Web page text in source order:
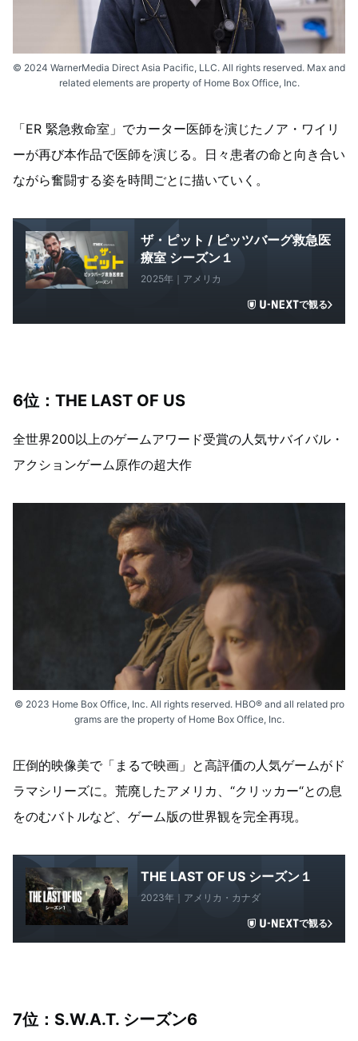
© 2024 WarnerMedia Direct Asia Pacific, LLC. All rights reserved. Max and
related elements are property of Home Box Office, Inc.
「ER 緊急救命室」でカーター医師を演じたノア・ワイリ
ーが再び本作品で医師を演じる。日々患者の命と向き合い
ながら奮闘する姿を時間ごとに描いていく。
ザ・ピット / ピッツバーグ救急医
療室 シーズン１
2025年｜アメリカ
で観る
6位：THE LAST OF US
全世界200以上のゲームアワード受賞の人気サバイバル・
アクションゲーム原作の超大作
© 2023 Home Box Office, Inc. All rights reserved. HBO® and all related pro
grams are the property of Home Box Office, Inc.
圧倒的映像美で「まるで映画」と高評価の人気ゲームがド
ラマシリーズに。荒廃したアメリカ、“クリッカー“との息
をのむバトルなど、ゲーム版の世界観を完全再現。
THE LAST OF US シーズン１
2023年｜アメリカ・カナダ
で観る
7位：S.W.A.T. シーズン6